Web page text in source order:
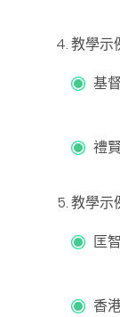
教學示
基
禮
教學示
匡
香